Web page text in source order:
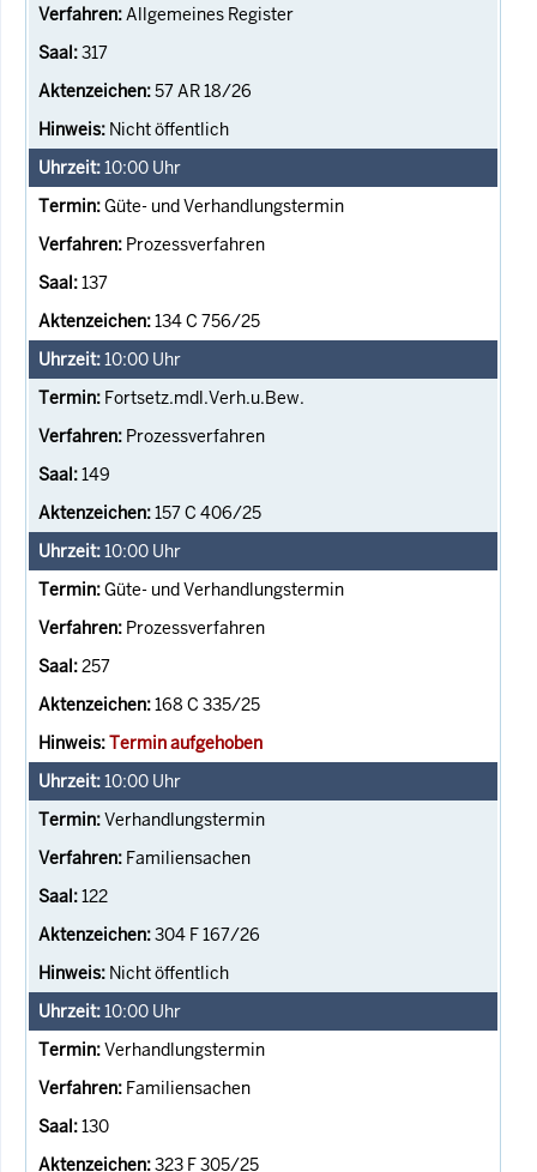
Allgemeines Register
317
57 AR 18/26
Nicht öffentlich
10:00 Uhr
Güte- und Verhandlungstermin
Prozessverfahren
137
134 C 756/25
10:00 Uhr
Fortsetz.mdl.Verh.u.Bew.
Prozessverfahren
149
157 C 406/25
10:00 Uhr
Güte- und Verhandlungstermin
Prozessverfahren
257
168 C 335/25
Termin aufgehoben
10:00 Uhr
Verhandlungstermin
Familiensachen
122
304 F 167/26
Nicht öffentlich
10:00 Uhr
Verhandlungstermin
Familiensachen
130
323 F 305/25